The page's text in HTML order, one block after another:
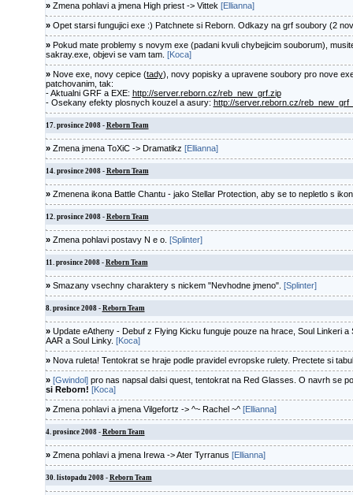
»Zmena pohlavi a jmena High priest -> Vittek [Ellianna]
»Opet starsi fungujici exe :) Patchnete si Reborn. Odkazy na grf soubory (2
»Pokud mate problemy s novym exe (padani kvuli chybejicim souborum),
sakray.exe, objevi se vam tam. [Koca]
»Nove exe, novy cepice (tady), novy popisky a upravene soubory pro nove
patchovanim, tak:
- Aktualni GRF a EXE: http://server.reborn.cz/reb_new_grf.zip
- Osekany efekty plosnych kouzel a asury: http://server.reborn.cz/
17. prosince 2008 - Reborn Team
»Zmena jmena ToXiC -> Dramatikz [Ellianna]
14. prosince 2008 - Reborn Team
»Zmenena ikona Battle Chantu - jako Stellar Protection, aby se to nepletlo s
12. prosince 2008 - Reborn Team
»Zmena pohlavi postavy N e o. [Splinter]
11. prosince 2008 - Reborn Team
»Smazany vsechny charaktery s nickem "Nevhodne jmeno". [Splinter]
8. prosince 2008 - Reborn Team
»Update eAtheny - Debuf z Flying Kicku funguje pouze na hrace, Soul Linkeri
AAR a Soul Linky. [Koca]
»Nova ruleta! Tentokrat se hraje podle pravidel evropske rulety. Prectete si
» [Gwindol]pro nas napsal dalsi quest, tentokrat na Red Glasses. O navrh se
si Reborn! [Koca]
»Zmena pohlavi a jmena Vilgefortz -> ^~ Rachel ~^ [Ellianna]
4. prosince 2008 - Reborn Team
»Zmena pohlavi a jmena Irewa -> Ater Tyrranus [Ellianna]
30. listopadu 2008 - Reborn Team